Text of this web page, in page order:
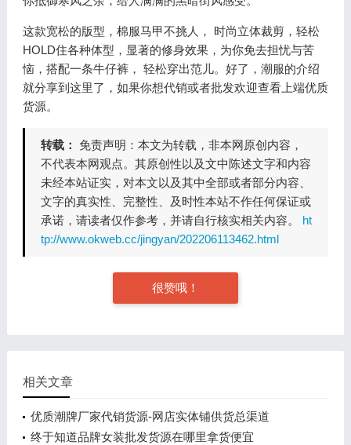
这款宽松的版型，棉服马甲不挑人， 时尚立体裁剪，轻松
HOLD住各种体型，显著的修身效果，为你免去担忧与苦
恼，搭配一条牛仔裤， 轻松穿出范儿。好了，潮服的介绍
就分享到这里了，如果你想代销或者批发欢迎查看上端优质
货源。
转载： 免责声明：本文为转载，非本网原创内容，
不代表本网观点。其原创性以及文中陈述文字和内容
未经本站证实，对本文以及其中全部或者部分内容、
文字的真实性、完整性、及时性本站不作任何保证或
承诺，请读者仅作参考，并请自行核实相关内容。 ht
tp://www.okweb.cc/jingyan/202206113462.html
很赞哦！
相关文章
优质潮牌厂家代销货源-网店实体铺供货总渠道
终于知道品牌女装批发货源在哪里拿货便宜